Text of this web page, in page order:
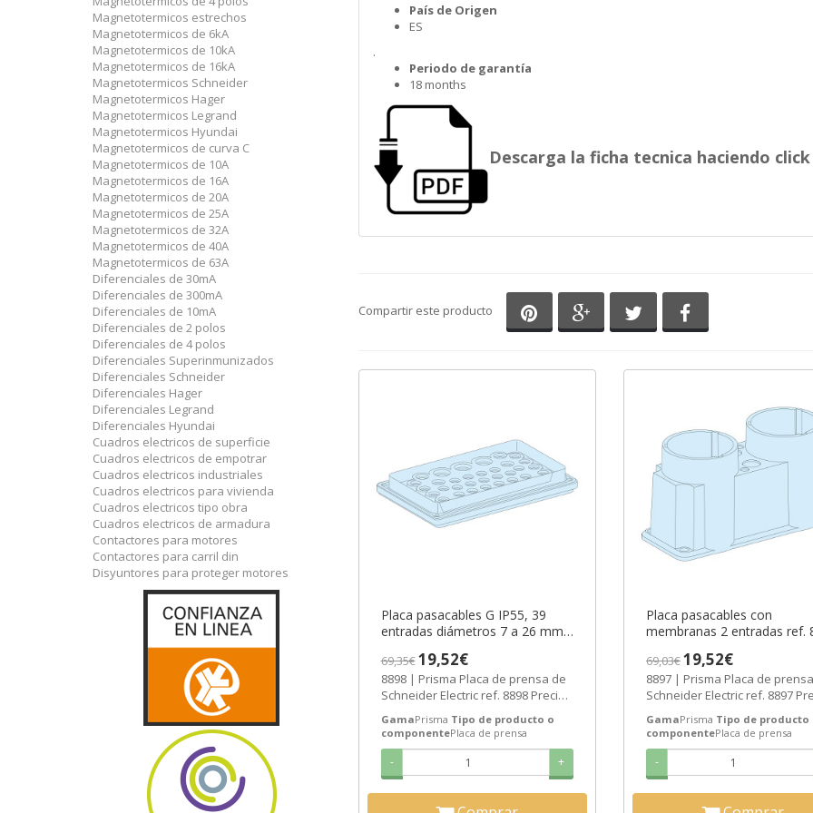
País de Origen
ES
.
Periodo de garantía
18 months
Descarga la ficha tecnica haciendo
Compartir este producto Compartir en Pinterest
Compartir en Google+
Compartir en Twitter
Placa pasacables G IP55, 39
entradas diámetros 7 a 26 mm
[PLAZO 3-6 SEMANAS]
69,35€19,52€
8898 | Prisma Placa de prensa de
Schneider Electric ref. 8898 Precio:
GamaPrisma Tipo de producto o
componentePlaca de prensa
- +
Placa pasacables con
membranas 2 entradas ref.
SEMANAS]
69,03€19,52€
8897 | Prisma Placa de
Schneider Electric ref. 8897
GamaPrisma Tipo de producto
componentePlaca de prensa
-
Magnetotermicos estrechos
Magnetotermicos de 6kA
Magnetotermicos de 10kA
Magnetotermicos de 16kA
Magnetotermicos Schneider
Magnetotermicos Hager
Magnetotermicos Legrand
Magnetotermicos Hyundai
Magnetotermicos de curva C
Magnetotermicos de 10A
Magnetotermicos de 16A
Magnetotermicos de 20A
Magnetotermicos de 25A
Magnetotermicos de 32A
Magnetotermicos de 40A
Magnetotermicos de 63A
Diferenciales de 30mA
Diferenciales de 300mA
Diferenciales de 10mA
Diferenciales de 2 polos
Diferenciales de 4 polos
Diferenciales Superinmunizados
Diferenciales Schneider
Diferenciales Hager
Diferenciales Legrand
Diferenciales Hyundai
Cuadros electricos de superficie
Cuadros electricos de empotrar
Cuadros electricos industriales
Cuadros electricos para vivienda
Cuadros electricos tipo obra
Cuadros electricos de armadura
Contactores para motores
Contactores para carril din
Disyuntores para proteger motores